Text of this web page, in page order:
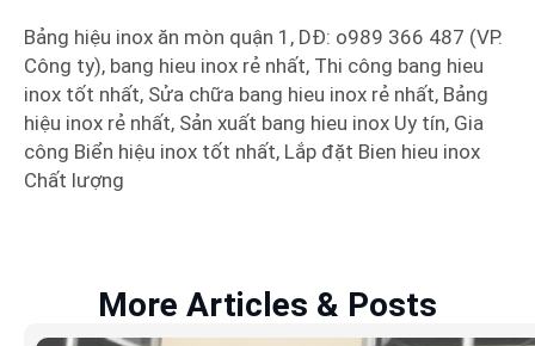
Bảng hiệu inox ăn mòn quận 1, DĐ: o989 366 487 (VP.
Công ty), bang hieu inox rẻ nhất, Thi công bang hieu
inox tốt nhất, Sửa chữa bang hieu inox rẻ nhất, Bảng
hiệu inox rẻ nhất, Sản xuất bang hieu inox Uy tín, Gia
công Biển hiệu inox tốt nhất, Lắp đặt Bien hieu inox
Chất lượng
More Articles & Posts